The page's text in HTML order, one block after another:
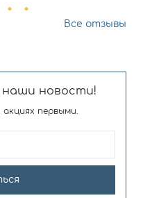
Все отзывы
новости!
первыми.